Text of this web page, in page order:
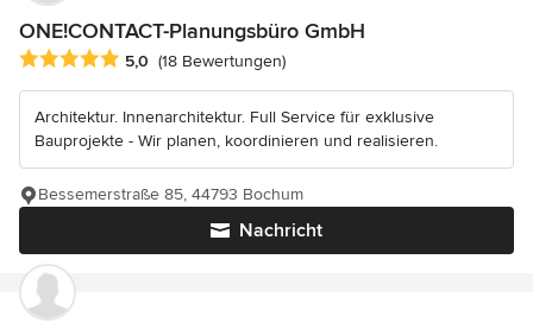
ONE!CONTACT-Planungsbüro GmbH
Durchschnittliche Bewertung: 5 von 5 Sternen
5,0 (18 Bewertungen)
Architektur. Innenarchitektur. Full Service für exklusive
Bauprojekte - Wir planen, koordinieren und realisieren.
Nachricht
Bessemerstraße 85, 44793 Bochum